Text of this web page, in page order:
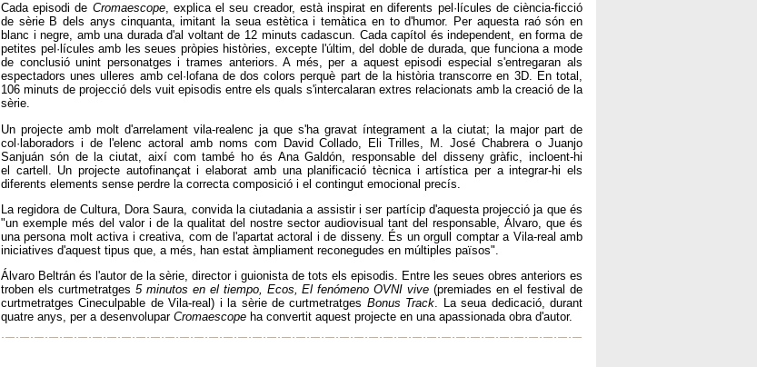
Cada episodi de Cromaescope, explica el seu creador, està inspirat en diferents pel·lícules de ciència-ficció
de sèrie B dels anys cinquanta, imitant la seua estètica i temàtica en to d'humor. Per aquesta raó són en
blanc i negre, amb una durada d'al voltant de 12 minuts cadascun. Cada capítol és independent, en forma de
petites pel·lícules amb les seues pròpies històries, excepte l'últim, del doble de durada, que funciona a mode
de conclusió unint personatges i trames anteriors. A més, per a aquest episodi especial s'entregaran als
espectadors unes ulleres amb cel·lofana de dos colors perquè part de la història transcorre en 3D. En total,
106 minuts de projecció dels vuit episodis entre els quals s'intercalaran extres relacionats amb la creació de la
sèrie.
Un projecte amb molt d'arrelament vila-realenc ja que s'ha gravat íntegrament a la ciutat; la major part de
col·laboradors i de l'elenc actoral amb noms com David Collado, Eli Trilles, M. José Chabrera o Juanjo
Sanjuán són de la ciutat, així com també ho és Ana Galdón, responsable del disseny gràfic, incloent-hi
el cartell. Un projecte autofinançat i elaborat amb una planificació tècnica i artística per a integrar-hi els
diferents elements sense perdre la correcta composició i el contingut emocional precís.
La regidora de Cultura, Dora Saura, convida la ciutadania a assistir i ser partícip d'aquesta projecció ja que és
"un exemple més del valor i de la qualitat del nostre sector audiovisual tant del responsable, Álvaro, que és
una persona molt activa i creativa, com de l'apartat actoral i de disseny. És un orgull comptar a Vila-real amb
iniciatives d'aquest tipus que, a més, han estat àmpliament reconegudes en múltiples països".
Álvaro Beltrán és l'autor de la sèrie, director i guionista de tots els episodis. Entre les seues obres anteriors es
troben els curtmetratges 5 minutos en el tiempo, Ecos, El fenómeno OVNI vive (premiades en el festival de
curtmetratges Cineculpable de Vila-real) i la sèrie de curtmetratges Bonus Track. La seua dedicació, durant
quatre anys, per a desenvolupar Cromaescope ha convertit aquest projecte en una apassionada obra d'autor.